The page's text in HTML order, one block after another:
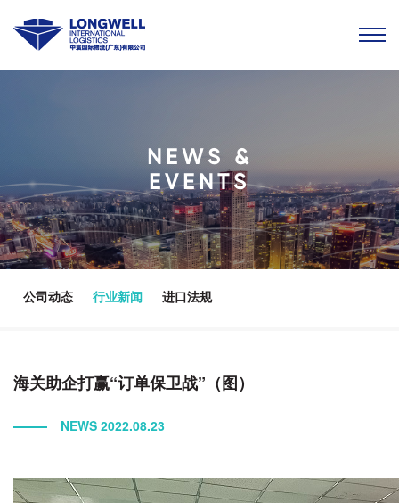
NEWS &
EVENTS
公司动态 行业新闻 进口法规
海关助企打赢“订单保卫战”（图）
NEWS 2022.08.23